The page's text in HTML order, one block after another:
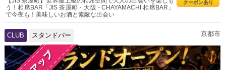
クーポンあり
う！相席BAR「JIS 茶屋町・大阪 - CHAYAMACHI 相席BAR」
で今夜も！美味しいお酒と素敵な出会い
CLUB スタンドバー 京都市